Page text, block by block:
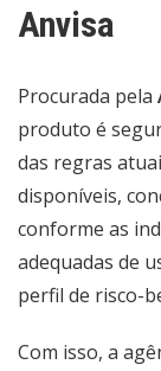
Anvisa
Procurada pela
produto é
das regras
disponíveis,
conforme as
adequadas de
perfil de risco-
Com isso, a